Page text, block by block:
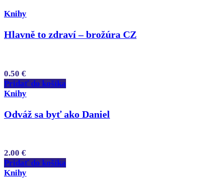
Knihy
Hlavně to zdraví – brožúra CZ
0.50 €
Pridať do košíka
Knihy
Odváž sa byť ako Daniel
2.00 €
Pridať do košíka
Knihy